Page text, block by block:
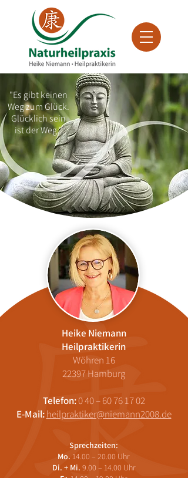
"Es gibt keinen
Weg zum Glück.
Glücklich sein
ist der Weg."
Heike Niemann
Heilpraktikerin
Wöhren 16
22397 Hamburg
Telefon:0 40 –60 76 17 02
E-Mail: heilpraktiker@niemann2008.de
Sprechzeiten:
Mo. 14.00 – 20.00 Uhr
Di. + Mi. 9.00 – 14.00 Uhr